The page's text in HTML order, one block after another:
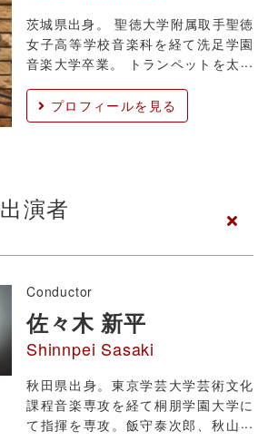
茨城県出身。 聖徳大学附属取手聖徳
女子高等学校音楽科を経て洗足学園
音楽大学卒業。 トランペットを太田
アンリの各氏に師事。 大学卒業後
ALSOK女子儀仗隊ビバーチェにてプ
プロフィールを見る
演者
Conductor
佐々木 新平
Shinnpei Sasaki
秋⽥県出⾝。東京学芸⼤学芸術⽂化
課程⾳楽専攻を経て桐朋学園⼤学に
て指揮を専攻。飯守泰次郎、秋⼭和